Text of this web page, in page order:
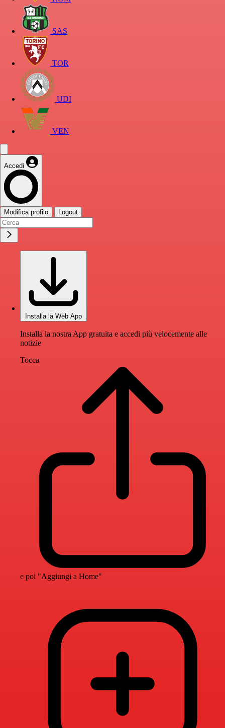
SAS
TOR
UDI
VEN
Accedi
Modifica profilo Logout
Installa la Web App
Installa la nostra App gratuita e accedi più velocemente alle
notizie
Tocca
e poi "Aggiungi a Home"